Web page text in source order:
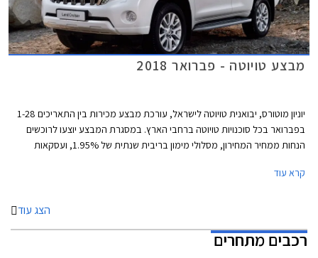
מבצע טויוטה - פברואר 2018
יוניון מוטורס, יבואנית טויוטה לישראל, עורכת מבצע מכירות בין התאריכים 1-28
בפברואר בכל סוכנויות טויוטה ברחבי הארץ. במסגרת המבצע יוצעו לרוכשים
הנחות ממחיר המחירון, מסלולי מימון בריבית שנתית של 1.95%, ועסקאות
קרא עוד
הצג עוד
רכבים מתחרים